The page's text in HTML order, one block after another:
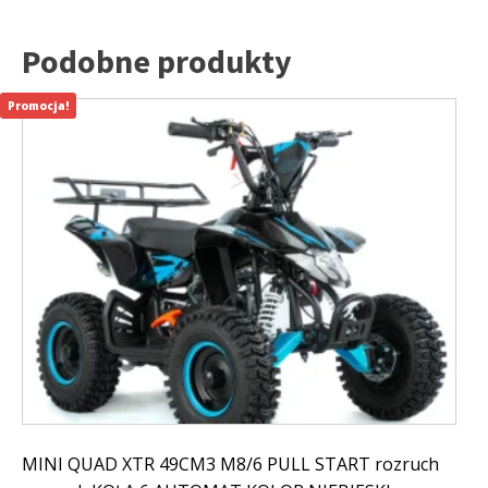
Podobne produkty
MINI QUAD XTR 49CM3 M8/6 PULL START rozruch
Promocja!